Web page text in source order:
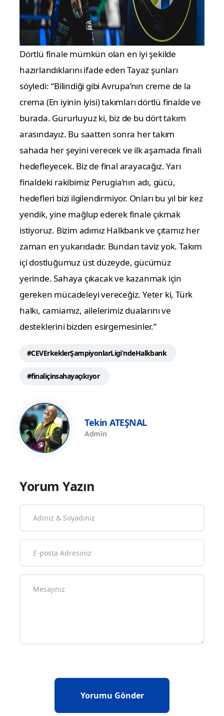
Dörtlü finale mümkün olan en iyi şekilde
hazırlandıklarını ifade eden Tayaz şunları
söyledi: “Bilindiği gibi Avrupa’nın creme de la
crema (En iyinin iyisi) takımları dörtlü finalde ve
burada. Gururluyuz ki, biz de bu dört takım
arasındayız. Bu saatten sonra her takım
sahada her şeyini verecek ve ilk aşamada finali
hedefleyecek. Biz de final arayacağız. Yarı
finaldeki rakibimiz Perugia’nın adı, gücü,
hedefleri bizi ilgilendirmiyor. Onları bu yıl bir kez
yendik, yine mağlup ederek finale çıkmak
istiyoruz. Bizim adımız Halkbank ve çıtamız her
zaman en yukarıdadır. Bundan taviz yok. Takım
içi dostluğumuz üst düzeyde, gücümüz
yerinde. Sahaya çıkacak ve kazanmak için
gereken mücadeleyi vereceğiz. Yeter ki, Türk
halkı, camiamız, ailelerimiz dualarını ve
desteklerini bizden esirgemesinler.”
#CEVErkeklerŞampiyonlarLigi’ndeHalkbank
#finaliçinsahayaçıkıyor
Tekin ATEŞNAL
Admin
Yorum Yazın